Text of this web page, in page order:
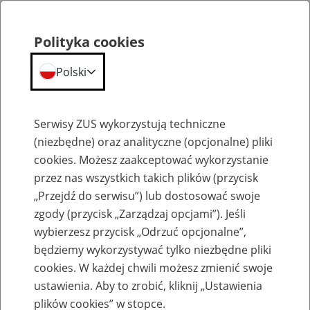
Emerytury
Baza zlikwidowanych lub
przekształconych zakładów pracy
Polityka cookies
Polski
Serwisy ZUS wykorzystują techniczne
(niezbędne) oraz analityczne (opcjonalne) pliki
cookies. Możesz zaakceptować wykorzystanie
przez nas wszystkich takich plików (przycisk
„Przejdź do serwisu”) lub dostosować swoje
zgody (przycisk „Zarządzaj opcjami”). Jeśli
wybierzesz przycisk „Odrzuć opcjonalne”,
będziemy wykorzystywać tylko niezbędne pliki
cookies. W każdej chwili możesz zmienić swoje
ustawienia. Aby to zrobić, kliknij „Ustawienia
plików cookies” w stopce.